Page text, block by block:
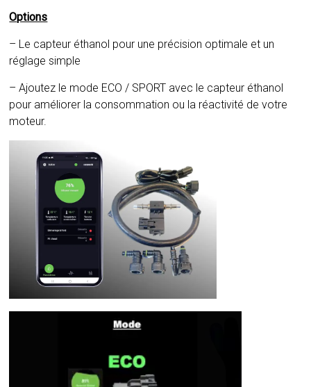
Options
– Le capteur éthanol pour une précision optimale et un
réglage simple
– Ajoutez le mode ECO / SPORT avec le capteur éthanol
pour améliorer la consommation ou la réactivité de votre
moteur.